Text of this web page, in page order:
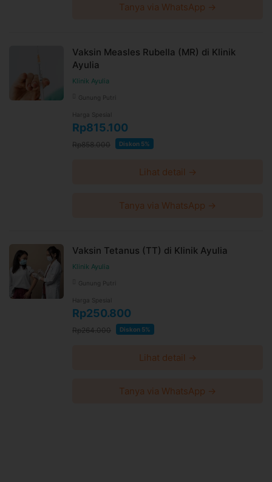
Tanya via WhatsApp →
Vaksin Measles Rubella (MR) di Klinik
Ayulia
Klinik Ayulia
Gunung Putri
Harga Spesial
Rp815.100
Rp858.000 Diskon 5%
Lihat detail →
Tanya via WhatsApp →
Vaksin Tetanus (TT) di Klinik Ayulia
Klinik Ayulia
Gunung Putri
Harga Spesial
Rp250.800
Rp264.000 Diskon 5%
Lihat detail →
Tanya via WhatsApp →